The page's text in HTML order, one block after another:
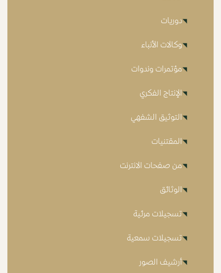
دوريات
وكالات الأنباء
مؤتمرات وندوات
الإنتاج الفكري
التوثيق الشفهي
المقتنيات
من صفحات الانترنت
الوثائق
تسجيلات مرئية
تسجيلات سمعية
أرشيف الصور